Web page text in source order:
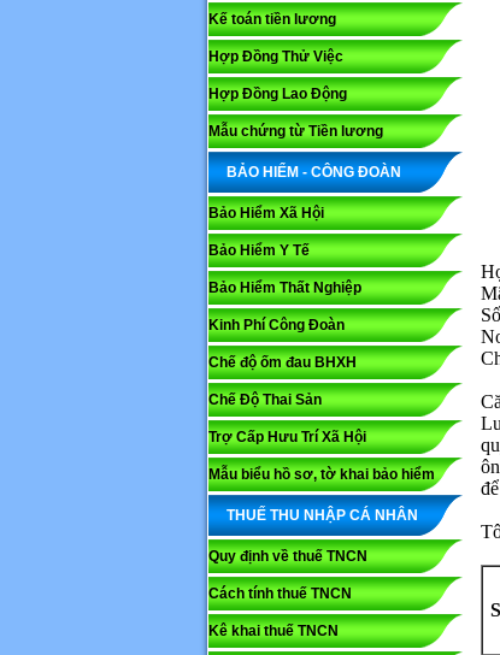
Kế toán tiền lương
Hợp Đồng Thử Việc
Hợp Đồng Lao Động
Mẫu chứng từ Tiền lương
BẢO HIỂM - CÔNG ĐOÀN
Bảo Hiểm Xã Hội
Bảo Hiểm Y Tế
Bảo Hiểm Thất Nghiệp
Kinh Phí Công Đoàn
Chế độ ốm đau BHXH
Chế Độ Thai Sản
Trợ Cấp Hưu Trí Xã Hội
Mẫu biểu hồ sơ, tờ khai bảo hiểm
THUẾ THU NHẬP CÁ NHÂN
Quy định về thuế TNCN
Cách tính thuế TNCN
Kê khai thuế TNCN